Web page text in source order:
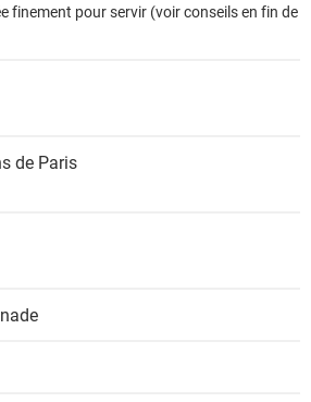
finement pour servir (voir conseils en fin de
de Paris